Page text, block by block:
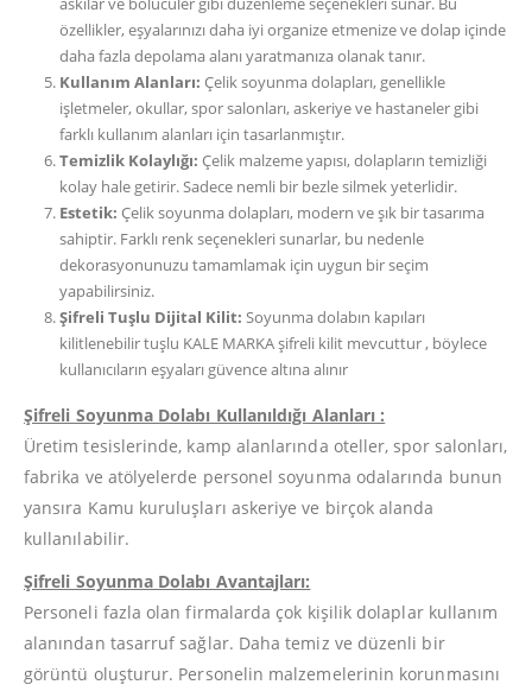
özellikler, eşyalarınızı daha iyi organize etmenize ve dolap içinde
daha fazla depolama alanı yaratmanıza olanak tanır.
Kullanım Alanları: Çelik soyunma dolapları, genellikle
işletmeler, okullar, spor salonları, askeriye ve hastaneler gibi
farklı kullanım alanları için tasarlanmıştır.
Temizlik Kolaylığı: Çelik malzeme yapısı, dolapların temizliği
kolay hale getirir. Sadece nemli bir bezle silmek yeterlidir.
Estetik: Çelik soyunma dolapları, modern ve şık bir tasarıma
sahiptir. Farklı renk seçenekleri sunarlar, bu nedenle
dekorasyonunuzu tamamlamak için uygun bir seçim
yapabilirsiniz.
Şifreli Tuşlu Dijital Kilit: Soyunma dolabın kapıları
kilitlenebilir tuşlu KALE MARKA şifreli kilit mevcuttur , böylece
kullanıcıların eşyaları güvence altına alınır
Şifreli Soyunma Dolabı Kullanıldığı Alanları :
Üretim tesislerinde, kamp alanlarında oteller, spor salonları,
fabrika ve atölyelerde personel soyunma odalarında bunun
yansıra Kamu kuruluşları askeriye ve birçok alanda
kullanılabilir.
Şifreli Soyunma Dolabı Avantajları:
Personeli fazla olan firmalarda çok kişilik dolaplar kullanım
alanından tasarruf sağlar. Daha temiz ve düzenli bir
görüntü oluşturur. Personelin malzemelerinin korunmasını